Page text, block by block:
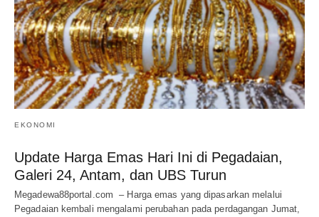
EKONOMI
Update Harga Emas Hari Ini di Pegadaian,
Galeri 24, Antam, dan UBS Turun
Megadewa88portal.com – Harga emas yang dipasarkan melalui
Pegadaian kembali mengalami perubahan pada perdagangan Jumat,